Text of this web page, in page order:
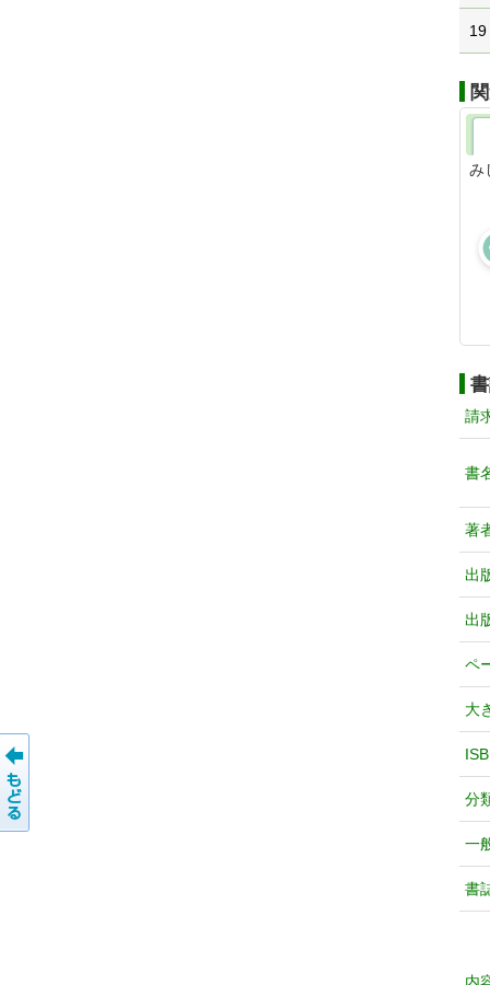
19
み
請
書
著
出
出
ペ
大
分
一
書